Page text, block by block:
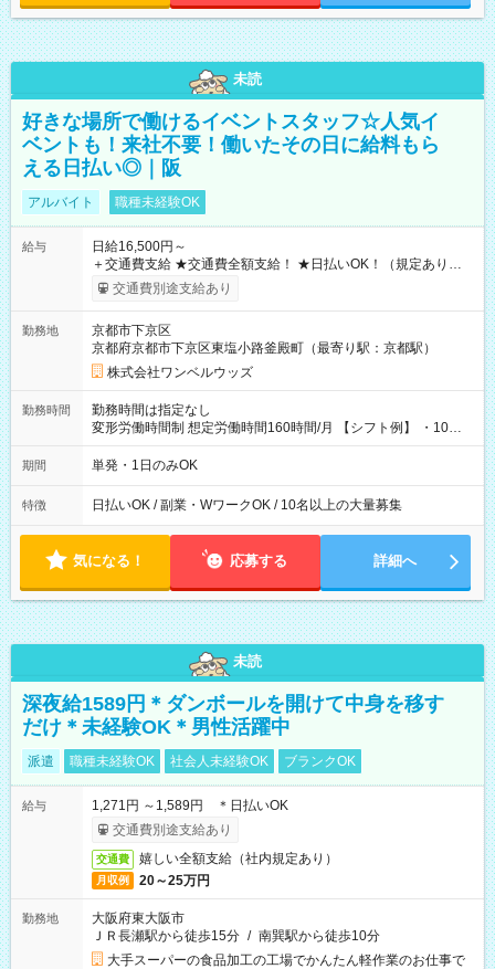
未読
好きな場所で働けるイベントスタッフ☆人気イ
ベントも！来社不要！働いたその日に給料もら
える日払い◎｜阪
アルバイト 職種未経験OK
給与
日給16,500円～
＋交通費支給 ★交通費全額支給！ ★日払いOK！（規定あり） ┗
働いたその日に現金GET♪ お仕事後はコンビニATMから 日払
交通費別途支給あり
勤務地
京都市下京区
京都府京都市下京区東塩小路釜殿町（最寄り駅：京都駅）
株式会社ワンベルウッズ
勤務時間
勤務時間は指定なし
変形労働時間制 想定労働時間160時間/月 【シフト例】 ・10：
00～20：00
期間 単発・1日のみOK
特徴 日払いOK / 副業・WワークOK / 10名以上の大量募集
気になる！ 応募する 詳細へ
未読
深夜給1589円＊ダンボールを開けて中身を移す
だけ＊未経験OK＊男性活躍中
派遣 職種未経験OK 社会人未経験OK ブランクOK
給与
1,271円 ～1,589円 ＊日払いOK
交通費別途支給あり
交通費 嬉しい全額支給（社内規定あり）
月収例 20～25万円
勤務地
大阪府東大阪市
ＪＲ長瀬駅から徒歩15分 / 南巽駅から徒歩10分
大手スーパーの食品加工の工場でかんたん軽作業のお仕事で